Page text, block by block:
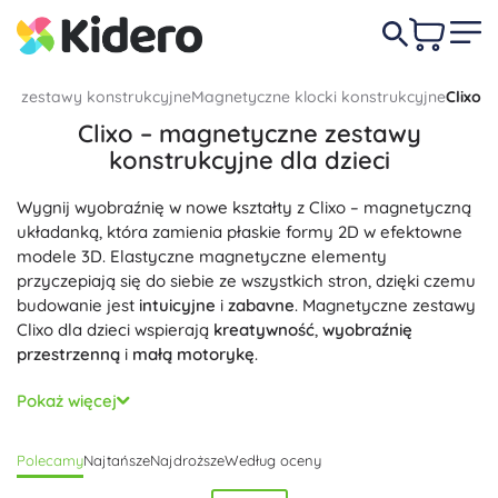
i zestawy konstrukcyjneMagnetyczne klocki konstrukcyjneClixo
Clixo – magnetyczne zestawy
konstrukcyjne dla dzieci
Wygnij wyobraźnię w nowe kształty z Clixo – magnetyczną
układanką, która zamienia płaskie formy 2D w efektowne
modele 3D. Elastyczne magnetyczne elementy
przyczepiają się do siebie ze wszystkich stron, dzięki czemu
budowanie jest intuicyjne i zabavne. Magnetyczne zestawy
Clixo dla dzieci wspierają kreatywność, wyobraźnię
przestrzenną i małą motorykę.
Lekkie
kompaktowe
kształtów umożliwiają nieskończone kombinacje – od
sprytnie rozmieszczonym magnesom dzieła niezawodnie
trzymają formę nawet przy zginaniu, elementy są
Pokaż więcej
PolecamyNajtańszeNajdroższeWedług oceny